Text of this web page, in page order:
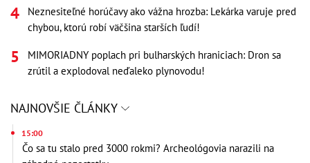
Neznesiteľné horúčavy ako vážna hrozba: Lekárka varuje pred
chybou, ktorú robí väčšina starších ľudí!
MIMORIADNY poplach pri bulharských hraniciach: Dron sa
zrútil a explodoval neďaleko plynovodu!
NAJNOVŠIE ČLÁNKY
15:00
Čo sa tu stalo pred 3000 rokmi? Archeológovia narazili na